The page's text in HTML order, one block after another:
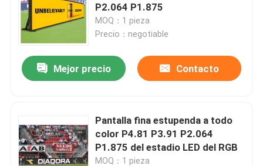
P2.064 P1.875
MOQ：1 pieza
Precio：negotiable
Mejor precio Contacto
Pantalla fina estupenda a todo
color P4.81 P3.91 P2.064
P1.875 del estadio LED del RGB
MOQ：1 pieza